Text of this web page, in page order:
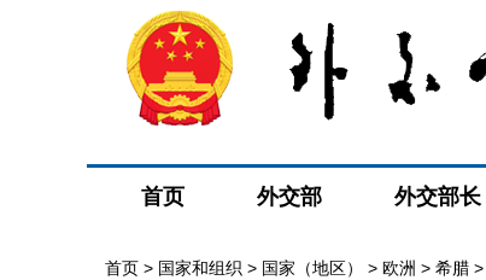
首页 外交部 外交部长
首页 > 国家和组织 > 国家（地区） > 欧洲 > 希腊 >